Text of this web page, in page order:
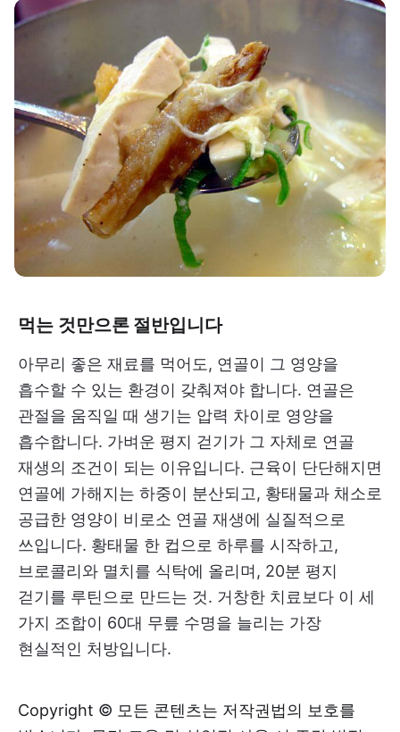
먹는 것만으론 절반입니다
아무리 좋은 재료를 먹어도, 연골이 그 영양을
흡수할 수 있는 환경이 갖춰져야 합니다. 연골은
관절을 움직일 때 생기는 압력 차이로 영양을
흡수합니다. 가벼운 평지 걷기가 그 자체로 연골
재생의 조건이 되는 이유입니다. 근육이 단단해지면
연골에 가해지는 하중이 분산되고, 황태물과 채소로
공급한 영양이 비로소 연골 재생에 실질적으로
쓰입니다. 황태물 한 컵으로 하루를 시작하고,
브로콜리와 멸치를 식탁에 올리며, 20분 평지
걷기를 루틴으로 만드는 것. 거창한 치료보다 이 세
가지 조합이 60대 무릎 수명을 늘리는 가장
현실적인 처방입니다.
Copyright © 모든 콘텐츠는 저작권법의 보호를